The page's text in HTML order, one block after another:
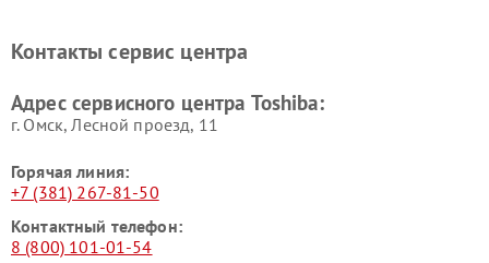
Контакты сервис центра
Адрес сервисного центра Toshiba:
г. Омск, ​Лесной проезд, 11
Горячая линия:
+7 (381) 267-81-50
Контактный телефон:
8 (800) 101-01-54